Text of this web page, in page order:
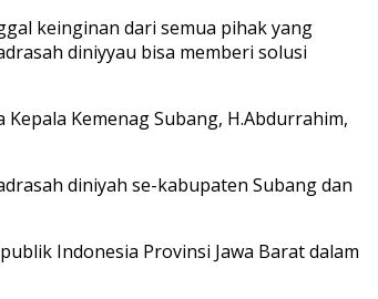
keinginan dari semua pihak yang
diniyyau bisa memberi solusi
Kemenag Subang, H.Abdurrahim,
diniyah se-kabupaten Subang dan
Indonesia Provinsi Jawa Barat dalam